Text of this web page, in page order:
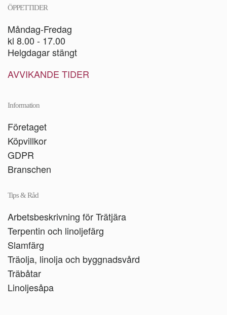
ÖPPETTIDER
Måndag-Fredag
kl 8.00 - 17.00
Helgdagar stängt
AVVIKANDE TIDER
Information
Företaget
Köpvillkor
GDPR
Branschen
Tips & Råd
Arbetsbeskrivning för Trätjära
Terpentin och linoljefärg
Slamfärg
Träolja, linolja och byggnadsvård
Träbåtar
Linoljesåpa